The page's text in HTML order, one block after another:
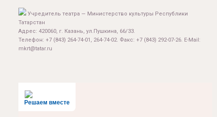
Учредитель театра — Министерство культуры Республики
Татарстан
Адрес: 420060, г. Казань, ул.Пушкина, 66/33.
Телефон: +7 (843) 264-74-01, 264-74-02. Факс: +7 (843) 292-07-26. E-Mail:
mkrt@tatar.ru
Решаем вместе